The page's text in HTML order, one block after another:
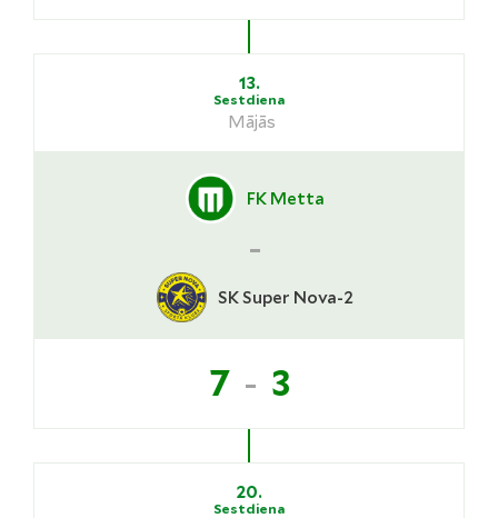
13.
Sestdiena
Mājās
FK Metta
-
SK Super Nova-2
7 - 3
20.
Sestdiena